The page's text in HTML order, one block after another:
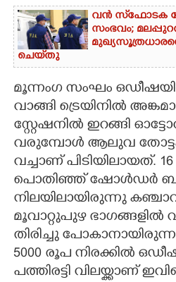
വൻ സ്‌ഫോടക
സംഭവം;
ചെയ്‌തു
മൂന്നംഗ സംഘം
വാങ്ങി ട്രെയിനിൽ
സ്റ്റേഷനിൽ ഇറങ്ങി
വരുമ്പോൾ ആലുവ
വച്ചാണ് പിടിയിലായത്.
പൊതിഞ്ഞ് ഷോൾഡർ
നിലയിലായിരുന്നു
മൂവാറ്റുപുഴ ഭാഗങ്ങളിൽ
തിരിച്ചു പോകാനായിരുന്നു
5000 രൂപ നിരക്കിൽ
പത്തിരട്ടി വിലയ്ക്കാണ്